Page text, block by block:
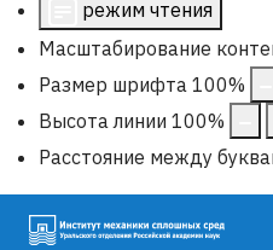
режим чтения
Масштабирование
Размер шрифта 100%
Высота линии 100%
Расстояние между